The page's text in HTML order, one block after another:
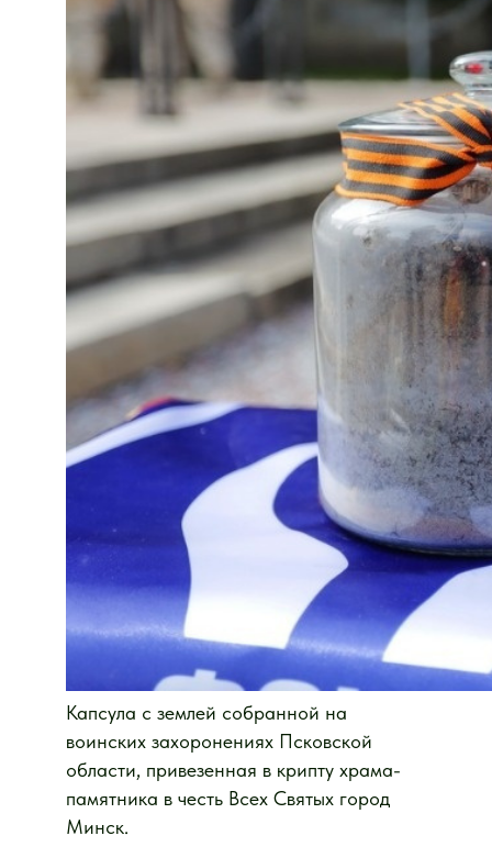
Капсула с землей собранной на
воинских захоронениях Псковской
области, привезенная в крипту храма-
памятника в честь Всех Святых город
Минск.